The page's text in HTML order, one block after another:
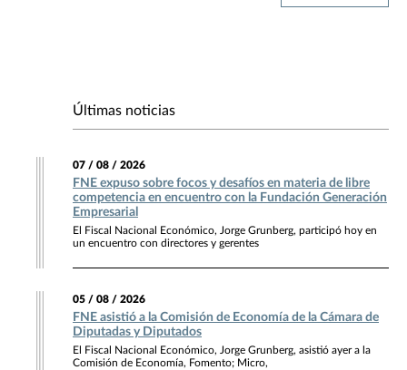
Últimas noticias
07 / 08 / 2026
FNE expuso sobre focos y desafíos en materia de libre
competencia en encuentro con la Fundación Generación
Empresarial
El Fiscal Nacional Económico, Jorge Grunberg, participó hoy en
un encuentro con directores y gerentes
05 / 08 / 2026
FNE asistió a la Comisión de Economía de la Cámara de
Diputadas y Diputados
El Fiscal Nacional Económico, Jorge Grunberg, asistió ayer a la
Comisión de Economía, Fomento; Micro,